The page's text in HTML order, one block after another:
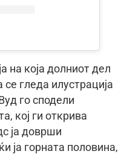
на која долниот дел
гледа илустрација
го сподели
кој ги открива
ја доврши
ја горната половина,